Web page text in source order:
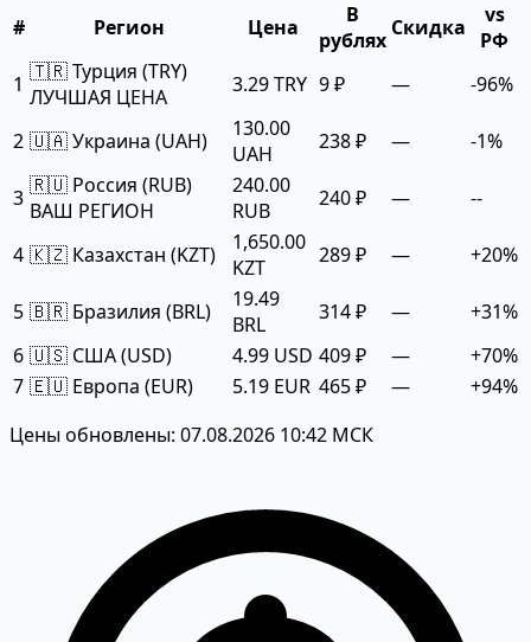
#
Регион Цена
В
рублях Скидка
vs
РФ
1 🇹🇷 Турция (TRY)
ЛУЧШАЯ ЦЕНА
3.29 TRY 9 ₽ — -96%
2 🇺🇦 Украина (UAH)
130.00
UAH
238 ₽ — -1%
3 🇷🇺 Россия (RUB)
ВАШ РЕГИОН
240.00
RUB
240 ₽ — --
4 🇰🇿 Казахстан (KZT)
1,650.00
KZT
289 ₽ — +20%
5 🇧🇷 Бразилия (BRL)
19.49
BRL
314 ₽ —
+31%
6 🇺🇸 США (USD) 4.99 USD 409 ₽ —
+70%
7 🇪🇺 Европа (EUR) 5.19 EUR 465 ₽ —
+94%
Цены обновлены: 07.08.2026 10:42 МСК